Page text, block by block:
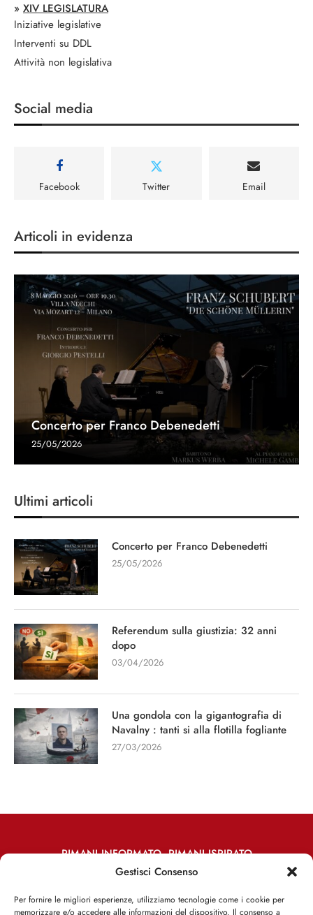
Gestisci Consenso
Per fornire le migliori esperienze, utilizziamo tecnologie come i cookie per
memorizzare e/o accedere alle informazioni del dispositivo. Il consenso a
» XIV LEGISLATURA
Iniziative legislative
Interventi su DDL
Attività non legislativa
Social media
Facebook Twitter Email
Articoli in evidenza
Concerto per Franco Debenedetti
25/05/2026
Ultimi articoli
Concerto per Franco Debenedetti
25/05/2026
Referendum sulla giustizia: 32 anni
dopo
03/04/2026
Una gondola con la gigantografia di
Navalny : tanti si alla flotilla fogliante
27/03/2026
RIMANI INFORMATO, RIMANI ISPIRATO
Iscriviti alla Newsletter